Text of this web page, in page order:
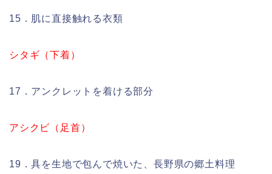
15．肌に直接触れる衣類
シタギ（下着）
17．アンクレットを着ける部分
アシクビ（足首）
19．具を生地で包んで焼いた、長野県の郷土料理